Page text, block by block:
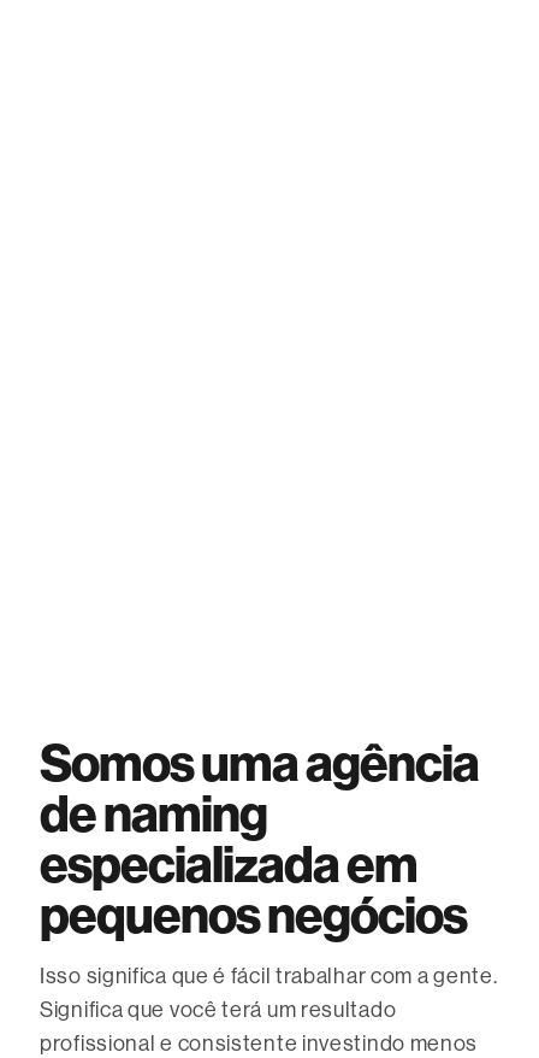
Somos uma agência
de naming
especializada em
pequenos negócios
Isso significa que é fácil trabalhar com a gente.
Significa que você terá um resultado
profissional e consistente investindo menos